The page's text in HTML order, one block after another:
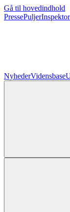
Gå til hovedindhold
PressePuljer
NyhederVidensbase